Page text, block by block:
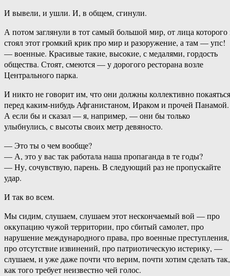
И вывели, и ушли. И, в общем, сгинули.
А потом заглянули в тот самый большой мир, от лица которого
стоял этот громкий крик про мир и разоружение, а там — упс!
— военные. Красивые такие, высокие, с медалями, гордость
общества. Стоят, смеются — у дорогого ресторана возле
Центрального парка.
И никто не говорит им, что они должны коллективно покаяться
перед каким-нибудь Афганистаном, Ираком и прочей Панамой.
А если бы и сказал — я, например, — они бы только
улыбнулись, с высоты своих метр девяносто.
— Это ты о чем вообще?
— А, это у вас так работала наша пропаганда в те годы?
— Ну, сочувствую, парень. В следующий раз не пропускайте
удар.
И так во всем.
Мы сидим, слушаем, слушаем этот нескончаемый вой — про
оккупацию чужой территории, про сбитый самолет, про
нарушение международного права, про военные преступления,
про отсутствие извинений, про патриотическую истерику, —
слушаем, и уже даже почти что верим, почти хотим сделать так,
как того требует неизвестно чей голос.